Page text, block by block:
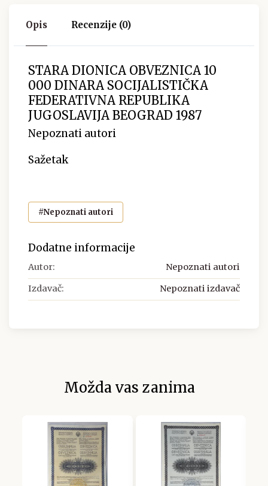
Opis Recenzije (0)
STARA DIONICA OBVEZNICA 10
000 DINARA SOCIJALISTIČKA
FEDERATIVNA REPUBLIKA
JUGOSLAVIJA BEOGRAD 1987
Nepoznati autori
Sažetak
#Nepoznati autori
Dodatne informacije
Autor: Nepoznati autori
Izdavač: Nepoznati izdavač
Možda vas zanima